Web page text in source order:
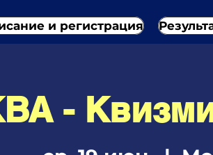
и регистрация
-